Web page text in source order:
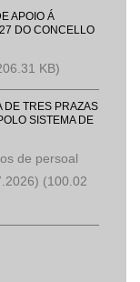
APOIO Á
DO CONCELLO
KB)
DE TRES PRAZAS
SISTEMA DE
de persoal
(100.02